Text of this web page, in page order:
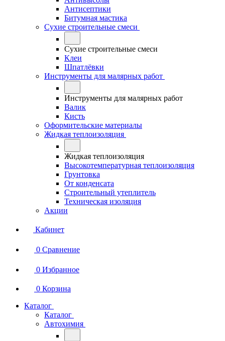
Антисептики
Битумная мастика
Сухие строительные смеси
Сухие строительные смеси
Клеи
Шпатлёвки
Инструменты для малярных работ
Инструменты для малярных работ
Валик
Кисть
Оформительские материалы
Жидкая теплоизоляция
Жидкая теплоизоляция
Высокотемпературная теплоизоляция
Грунтовка
От конденсата
Строительный утеплитель
Техническая изоляция
Акции
Кабинет
0 Сравнение
0 Избранное
0 Корзина
Каталог
Каталог
Автохимия